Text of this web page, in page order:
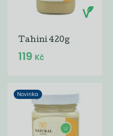
Tahini 420g
119 Kč
Novinka